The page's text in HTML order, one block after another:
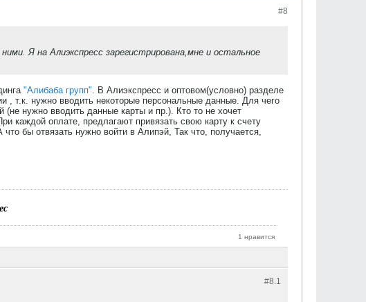
#8
Я на Алиэкспресс зарегистрирована,мне и остальное
"Алибаба групп" . В Алиэкспресс и оптовом(условно) разделе
, т.к. нужно вводить некоторые персональные данные. Для чего
нужно вводить данные карты и пр.). Кто то не хочет
каждой оплате, предлагают привязать свою карту к счету
бы отвязать нужно войти в Алипэй, Так что, получается,
1 нравится
#8. 1